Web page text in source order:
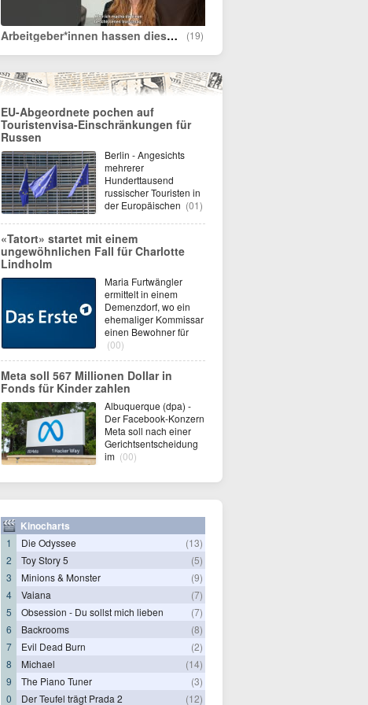
Arbeitgeber*innen hassen diesen Trick (19)
EU-Abgeordnete pochen auf
Touristenvisa-Einschränkungen für
Russen
Berlin - Angesichts
mehrerer
Hunderttausend
russischer Touristen in
der Europäischen (01)
«Tatort» startet mit einem
ungewöhnlichen Fall für Charlotte
Lindholm
Maria Furtwängler
ermittelt in einem
Demenzdorf, wo ein
ehemaliger Kommissar
einen Bewohner für
(00)
Meta soll 567 Millionen Dollar in
Fonds für Kinder zahlen
Albuquerque (dpa) -
Der Facebook-Konzern
Meta soll nach einer
Gerichtsentscheidung
im (00)
Kinocharts
1 Die Odyssee
(13)
2
Toy Story 5
(5)
3
Minions & Monster
(9)
4
Vaiana
(7)
5
Obsession - Du sollst mich lieben
(7)
6
Backrooms
(8)
7
Evil Dead Burn
(2)
8
Michael
(14)
9
The Piano Tuner
(3)
0
Der Teufel trägt Prada 2 (12)